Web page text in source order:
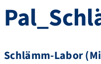
Schlämm-Labor